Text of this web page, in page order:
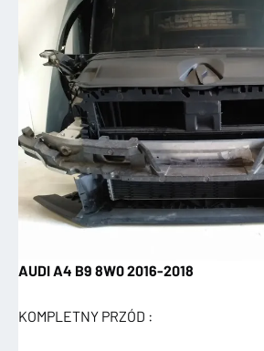
AUDI A4 B9 8W0 2016-2018
KOMPLETNY PRZÓD :